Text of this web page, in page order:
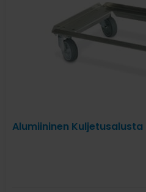
Alumiininen Kuljetusalusta